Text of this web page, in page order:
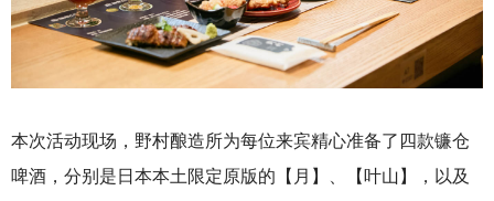
本次活动现场，野村酿造所为每位来宾精心准备了四款镰仓
啤酒，分别是日本本土限定原版的【月】、【叶山】，以及